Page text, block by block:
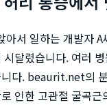
아서 일하는 개발자
달렸습니다. 여러
다. beaurit.net의
인한 고관절 굴곡